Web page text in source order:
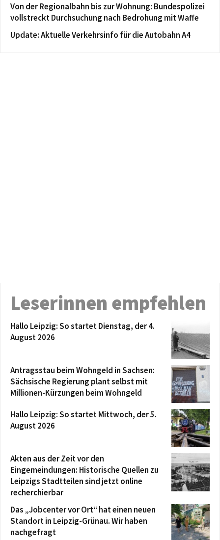
Von der Regionalbahn bis zur Wohnung: Bundespolizei
vollstreckt Durchsuchung nach Bedrohung mit Waffe
Update: Aktuelle Verkehrsinfo für die Autobahn A4
Leserinnen empfehlen
Hallo Leipzig: So startet Dienstag, der 4.
August 2026
Antragsstau beim Wohngeld in Sachsen:
Sächsische Regierung plant selbst mit
Millionen-Kürzungen beim Wohngeld
Hallo Leipzig: So startet Mittwoch, der 5.
August 2026
Akten aus der Zeit vor den
Eingemeindungen: Historische Quellen zu
Leipzigs Stadtteilen sind jetzt online
recherchierbar
Das „Jobcenter vor Ort“ hat einen neuen
Standort in Leipzig-Grünau. Wir haben
nachgefragt